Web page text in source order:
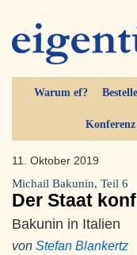
Warum ef?
Konferenz
11. Oktober 2019
Michail Bakunin, Teil 6
Der Staat
Bakunin in Italien
von Stefan Blankertz